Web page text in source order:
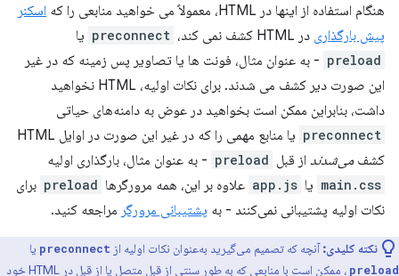
هنگام استفاده از اینها در HTML، معمولاً می خواهید منابعی را که
اسکنر
پیش بارگذاری در HTML کشف نمی کند، preconnect یا
preload - به عنوان مثال، فونت ها یا تصاویر پس زمینه که در غیر
این صورت دیر کشف می شدند. برای نکات اولیه، HTML نخواهید
داشت، بنابراین ممکن است بخواهید در عوض به دامنه‌های حیاتی
preconnect
یا منابع مهمی را که در غیر این صورت در اوایل HTML
کشف می‌شدند از قبل preload - به عنوان مثال، بارگذاری اولیه
main.css یا app.js علاوه بر این، همه مرورگرها preload برای
نکات اولیه پشتیبانی نمی‌کنند - به پشتیبانی مرورگر مراجعه کنید.
نکته کلیدی:آنچه که تصمیم می‌گیرید به‌عنوان نکات اولیه از preconnect یا
preload
، ممکن است با منابعی که به طور سنتی از قبل متصل یا از قبل در HTML خود